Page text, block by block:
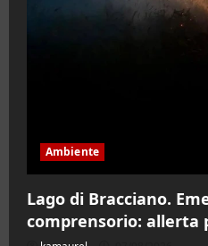
Ambiente
Lago di Bracciano.
comprensorio: allerta